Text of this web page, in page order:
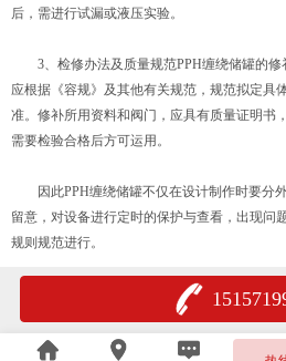
后，需进行试漏或液压实验。
3、检修办法及质量规范PPH缠绕储罐的修
应根据《容规》及其他有关规范，规范拟定具
准。修补所用资料和阀门，应具有质量证明书
需要检验合格后方可运用。
因此PPH缠绕储罐不仅在设计制作时要分
留意，对设备进行定时的保护与查看，出现问
规则规范进行。